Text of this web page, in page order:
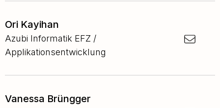
Ori Kayihan
Azubi Informatik EFZ /
Applikationsentwicklung
Vanessa Brüngger